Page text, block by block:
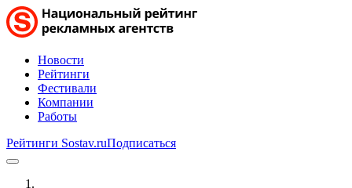
Новости
Рейтинги
Фестивали
Компании
Работы
Рейтинги Sostav.ruПодписаться